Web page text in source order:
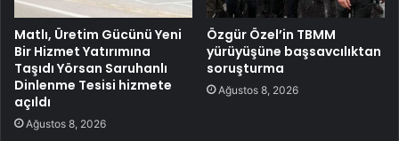
Matlı, Üretim Gücünü Yeni
Bir Hizmet Yatırımına
Taşıdı Yörsan Saruhanlı
Dinlenme Tesisi hizmete
açıldı
Ağustos 8, 2026
Özgür Özel’in TBMM
yürüyüşüne başsavcılıktan
soruşturma
Ağustos 8, 2026